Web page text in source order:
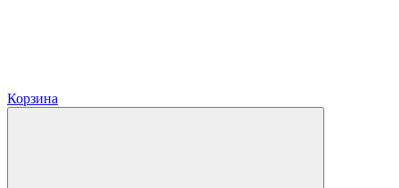
Корзина